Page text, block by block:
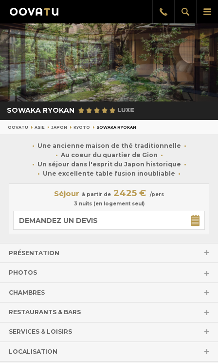
Afficher
la
Rappel
gratuit
SOWAKA RYOKAN
OOVATU ASIE JAPON KYOTO SOWAKA RYOKAN
Une ancienne maison de thé traditionnelle
Au coeur du quartier de Gion
Un séjour dans l'esprit du Japon historique
Une excellente table fusion inoubliable
Séjour à partir de 2425 €
/pers
3 nuits (en logement seul)
DEMANDEZ UN DEVIS
PRÉSENTATION
PHOTOS
CHAMBRES
RESTAURANTS & BARS
SERVICES & LOISIRS
LOCALISATION